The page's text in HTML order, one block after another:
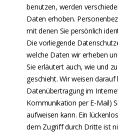
benutzen, werden
Daten erhoben.
mit denen Sie persönlich
Die vorliegende
welche Daten wir erheben
Sie erläutert auch, wie und
geschieht. Wir weisen darauf
Datenübertragung im
Kommunikation per E-Mail)
aufweisen kann. Ein
dem Zugriff durch Dritte ist